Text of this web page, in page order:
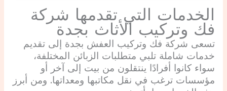
الخدمات التي تقدمها شركة
فك وتركيب الأثاث بجدة
تسعى شركة فك وتركيب العفش بجدة إلى تقديم
خدمات شاملة تلبي متطلبات الزبائن المختلفة،
سواء كانوا أفرادًا ينتقلون من بيت إلى آخر أو
مؤسسات ترغب في نقل مكاتبها ومعداتها. ومن أبرز